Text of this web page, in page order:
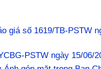
giá số 1619/TB-PSTW
PSTW ngày 15/06/